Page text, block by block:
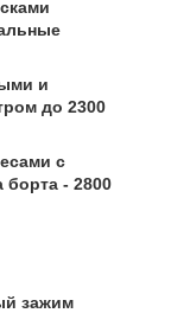
и
до 2300
с
- 2800
зажим